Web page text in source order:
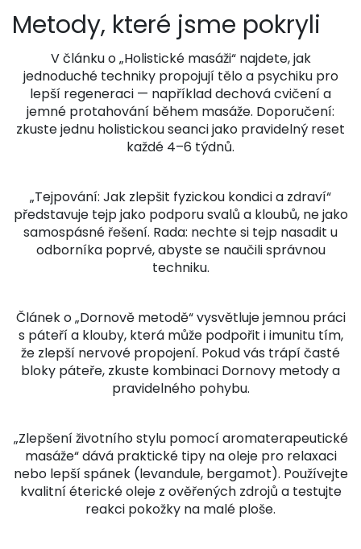
Metody, které jsme pokryli
V článku o „Holistické masáži“ najdete, jak
jednoduché techniky propojují tělo a psychiku pro
lepší regeneraci — například dechová cvičení a
jemné protahování během masáže. Doporučení:
zkuste jednu holistickou seanci jako pravidelný reset
každé 4–6 týdnů.
„Tejpování: Jak zlepšit fyzickou kondici a zdraví“
představuje tejp jako podporu svalů a kloubů, ne jako
samospásné řešení. Rada: nechte si tejp nasadit u
odborníka poprvé, abyste se naučili správnou
techniku.
Článek o „Dornově metodě“ vysvětluje jemnou práci
s páteří a klouby, která může podpořit i imunitu tím,
že zlepší nervové propojení. Pokud vás trápí časté
bloky páteře, zkuste kombinaci Dornovy metody a
pravidelného pohybu.
„Zlepšení životního stylu pomocí aromaterapeutické
masáže“ dává praktické tipy na oleje pro relaxaci
nebo lepší spánek (levandule, bergamot). Používejte
kvalitní éterické oleje z ověřených zdrojů a testujte
reakci pokožky na malé ploše.